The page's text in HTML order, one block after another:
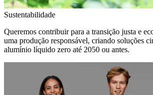
Sustentabilidade
Queremos contribuir para a transição justa e
uma produção responsável, criando soluções
alumínio líquido zero até 2050 ou antes.